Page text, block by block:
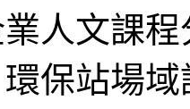
人文課
保站場